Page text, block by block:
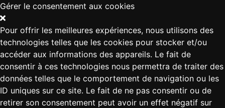
Gérer le consentement aux cookies
Pour offrir les meilleures expériences, nous utilisons des
technologies telles que les cookies pour stocker et/ou
accéder aux informations des appareils. Le fait de
consentir à ces technologies nous permettra de traiter des
données telles que le comportement de navigation ou les
ID uniques sur ce site. Le fait de ne pas consentir ou de
retirer son consentement peut avoir un effet négatif sur